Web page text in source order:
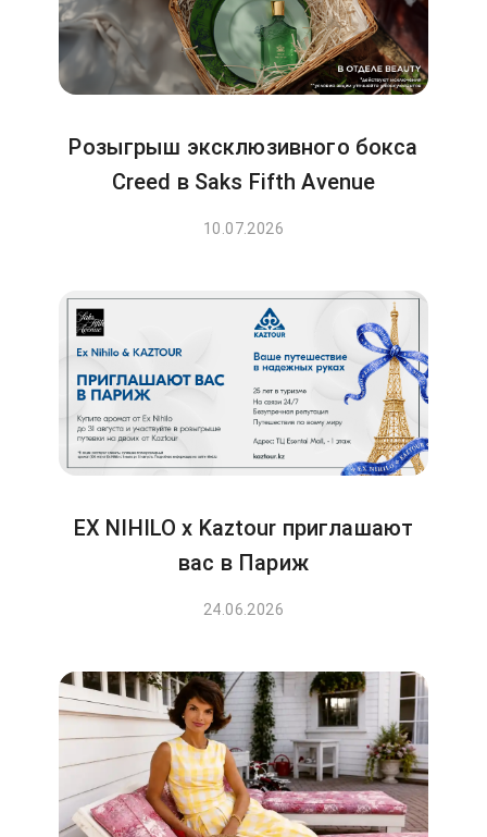
Розыгрыш эксклюзивного бокса
Creed в Saks Fifth Avenue
10.07.2026
EX NIHILO x Kaztour приглашают
вас в Париж
24.06.2026